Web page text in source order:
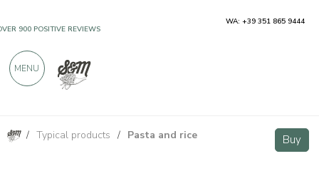
/ Typical products / Pasta and rice Buy
500g Durum Wheat Pasta Antico Pastificio Morelli Buy
WA: +39 351 865 9444
MENU